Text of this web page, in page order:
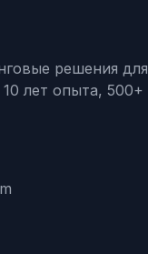
решения для
лет опыта, 500+